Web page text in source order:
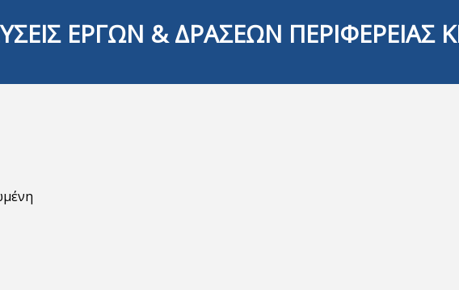
ΕΡΓΩΝ & ΔΡΑΣΕΩΝ ΠΕΡΙΦΕΡΕΙΑΣ